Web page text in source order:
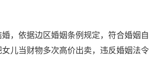
，依据边区婚姻条例规定，符合婚姻
儿当财物多次高价出卖，违反婚姻法